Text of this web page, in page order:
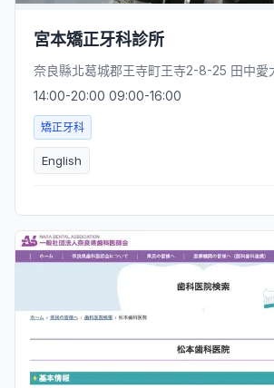
宮本矯正牙科診所
奈良縣北葛城郡王寺町王寺2-8-25 田中愛
14:00-20:00 09:00-16:00
矯正牙科
English